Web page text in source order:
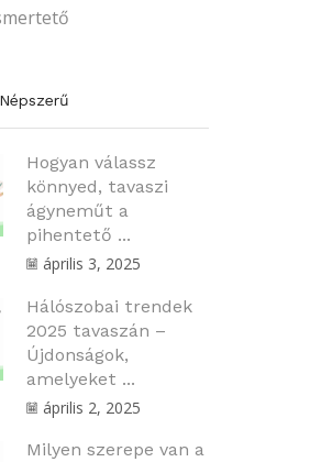
Népszerű
Hogyan válassz
könnyed, tavaszi
ágyneműt a
pihentető ...
április 3, 2025
Hálószobai trendek
2025 tavaszán –
Újdonságok,
amelyeket ...
április 2, 2025
Milyen szerepe van a